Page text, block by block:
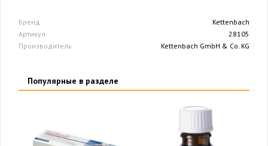
Бренд
Kettenbach
Артикул
28105
Производитель
Kettenbach GmbH & Co. KG
Популярные в разделе